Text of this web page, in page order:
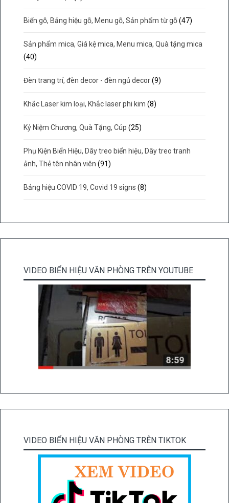
Biển gỗ, Bảng hiệu gỗ, Menu gỗ, Sản phẩm từ gỗ (47)
Sản phẩm mica, Giá kệ mica, Menu mica, Quà tặng mica
(40)
Đèn trang trí, đèn decor - đèn ngủ decor (9)
Khắc Laser kim loại, Khắc laser phi kim (8)
Kỷ Niệm Chương, Quà Tặng, Cúp (25)
Phụ Kiện Biển Hiệu, Dây treo biển hiệu, Dây treo tranh
ảnh, Thẻ tên nhân viên (91)
Bảng hiệu COVID 19, Covid 19 signs (8)
VIDEO BIỂN HIỆU VĂN PHÒNG TRÊN YOUTUBE
VIDEO BIỂN HIỆU VĂN PHÒNG TRÊN TIKTOK